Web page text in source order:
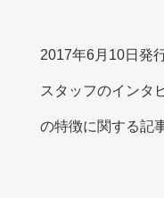
2017年6月10日発
スタッフのインタ
の特徴に関する記